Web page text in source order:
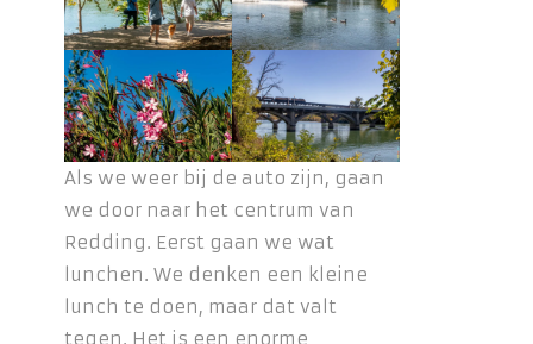
Als we weer bij de auto zijn, gaan
we door naar het centrum van
Redding. Eerst gaan we wat
lunchen. We denken een kleine
lunch te doen, maar dat valt
tegen. Het is een enorme